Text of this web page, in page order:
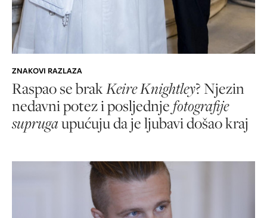
ZNAKOVI RAZLAZA
Raspao se brakKeire Knightley? Njezin
nedavni potez i posljednje fotografije
suprugaupućuju da je ljubavi došao kraj